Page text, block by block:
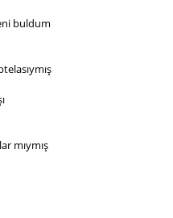
buldum
mıymış